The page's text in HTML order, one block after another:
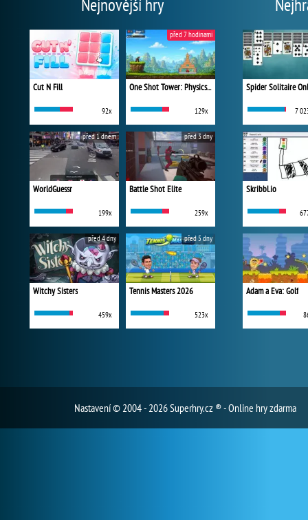
Nejnovější hry
Cut N Fill
92x
One Shot Tower: Physics Destroyer
129x
před 7 hodinami
WorldGuessr
199x
před 1 dnem
Battle Shot Elite
259x
před 3 dny
Witchy Sisters
459x
před 4 dny
Tennis Masters 2026
523x
před 5 dny
Spider Solitaire
7
Skribbl.io
Adam a Eva: Golf
Nastavení© 2004 - 2026 Superhry.cz ® - Online hry zdarma